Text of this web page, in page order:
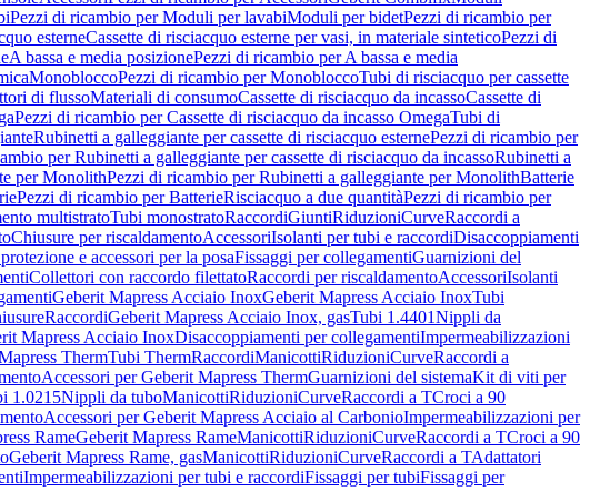
Pezzi di ricambio per Moduli per lavabiModuli per bidetPezzi di ricambio per
esterneCassette di risciacquo esterne per vasi, in materiale sinteticoPezzi di
A bassa e media posizionePezzi di ricambio per A bassa e media
MonobloccoPezzi di ricambio per MonobloccoTubi di risciacquo per cassette
di flussoMateriali di consumoCassette di risciacquo da incassoCassette di
Pezzi di ricambio per Cassette di risciacquo da incasso OmegaTubi di
Rubinetti a galleggiante per cassette di risciacquo esternePezzi di ricambio per
per Rubinetti a galleggiante per cassette di risciacquo da incassoRubinetti a
per MonolithPezzi di ricambio per Rubinetti a galleggiante per MonolithBatterie
Pezzi di ricambio per BatterieRisciacquo a due quantitàPezzi di ricambio per
multistratoTubi monostratoRaccordiGiuntiRiduzioniCurveRaccordi a
Chiusure per riscaldamentoAccessoriIsolanti per tubi e raccordiDisaccoppiamenti
e accessori per la posaFissaggi per collegamentiGuarnizioni del
Collettori con raccordo filettatoRaccordi per riscaldamentoAccessoriIsolanti
Geberit Mapress Acciaio InoxGeberit Mapress Acciaio InoxTubi
RaccordiGeberit Mapress Acciaio Inox, gasTubi 1.4401Nippli da
Mapress Acciaio InoxDisaccoppiamenti per collegamentiImpermeabilizzazioni
ThermTubi ThermRaccordiManicottiRiduzioniCurveRaccordi a
Accessori per Geberit Mapress ThermGuarnizioni del sistemaKit di viti per
1.0215Nippli da tuboManicottiRiduzioniCurveRaccordi a TCroci a 90
Accessori per Geberit Mapress Acciaio al CarbonioImpermeabilizzazioni per
RameGeberit Mapress RameManicottiRiduzioniCurveRaccordi a TCroci a 90
Geberit Mapress Rame, gasManicottiRiduzioniCurveRaccordi a TAdattatori
Impermeabilizzazioni per tubi e raccordiFissaggi per tubiFissaggi per